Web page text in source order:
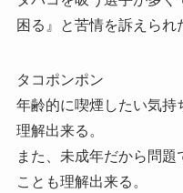
困る』と苦情を訴えられ
タコポンポン
年齢的に喫煙したい気持
理解出来る。
また、未成年だから問題
ことも理解出来る。